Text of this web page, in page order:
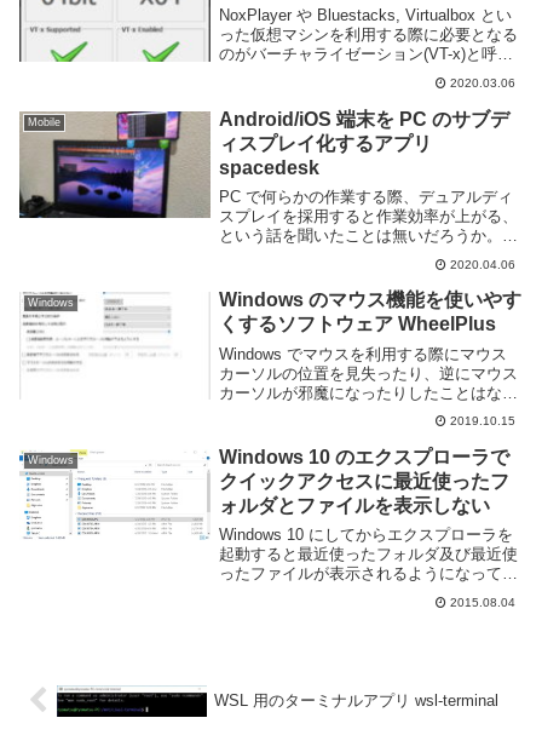
NoxPlayer や Bluestacks, Virtualbox とい
った仮想マシンを利用する際に必要となる
のがバーチャライゼーション(VT-x)と呼ば
れる機能だ。これを利用する事で仮想マシ
ンを動かすことができたり、より高速に動
作するこ...
2020.03.06
Mobile
Android/iOS 端末を PC のサブデ
ィスプレイ化するアプリ
spacedesk
PC で何らかの作業する際、デュアルディ
スプレイを採用すると作業効率が上がる、
という話を聞いたことは無いだろうか。単
純に画面が二倍になればその分表示できる
情報量が増えウインドウの切替の手間など
が省けるため、より効率よく作業を行える
というわけ...
2020.04.06
Windows
Windows のマウス機能を使いやす
くするソフトウェア WheelPlus
Windows でマウスを利用する際にマウス
カーソルの位置を見失ったり、逆にマウス
カーソルが邪魔になったりしたことはない
だろうか。他にも OS 標準の機能ではカス
タマイズ性も低く、満足の行く設定にでき
ない事もある。WheelPlus という...
2019.10.15
Windows
Windows 10 のエクスプローラで
クイックアクセスに最近使ったフ
ォルダとファイルを表示しない
Windows 10 にしてからエクスプローラを
起動すると最近使ったフォルダ及び最近使
ったファイルが表示されるようになって
た。最近使ったファイルをまた使う事はそ
んなに無く邪魔なだけなのでこの機能を削
2015.08.04
WSL 用のターミナルアプリ wsl-terminal